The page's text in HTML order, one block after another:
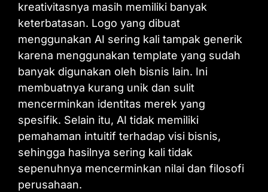
kreativitasnya masih memiliki banyak
keterbatasan. Logo yang dibuat
menggunakan AI sering kali tampak generik
karena menggunakan template yang sudah
banyak digunakan oleh bisnis lain. Ini
membuatnya kurang unik dan sulit
mencerminkan identitas merek yang
spesifik. Selain itu, AI tidak memiliki
pemahaman intuitif terhadap visi bisnis,
sehingga hasilnya sering kali tidak
sepenuhnya mencerminkan nilai dan filosofi
perusahaan.